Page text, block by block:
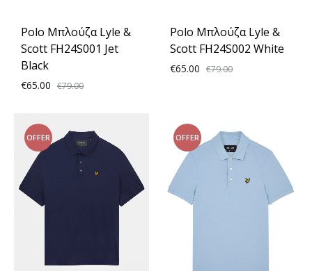
Polo Μπλούζα Lyle &
Scott FH24S001 Jet
Black
€65.00 €79.00
Polo Μπλούζα Lyle &
Scott FH24S002 White
€65.00 €79.00
OFFER OFFER